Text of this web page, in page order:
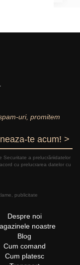
uri, promitem
te acum! >
Securitate a prelucrăriidatelor
cu prelucrarea datelor cu
publicitate
Despre noi
noastre
Blog
Cum comand
Cum platesc